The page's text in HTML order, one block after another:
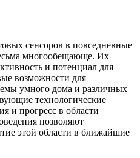
сенсоров в повседневные
многообещающе. Их
и потенциал для
возможности для
умного дома и различных
технологические
и прогресс в области
позволяют
этой области в ближайшие